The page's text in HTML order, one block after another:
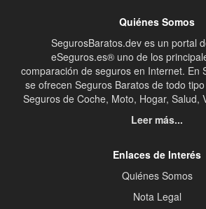
Quiénes Somos
SegurosBaratos.dev es un portal
eSeguros.es® uno de los
comparación de seguros en Internet. En
se ofrecen Seguros Baratos de todo
Seguros de Coche, Moto, Hogar, Salud,
Leer más...
Enlaces de Interés
Quiénes Somos
Nota Legal